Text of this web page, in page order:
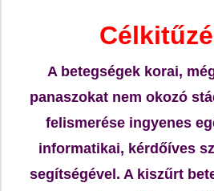
A betegségek korai,
panaszokat nem okozó
felismerése ingyenes
informatikai, kérdőíves
segítségével. A kiszűrt